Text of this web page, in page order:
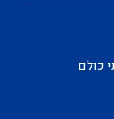
כולם